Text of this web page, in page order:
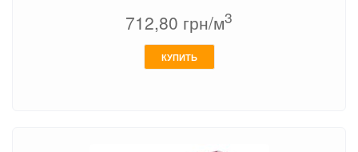
712,80 грн/м3
КУПИТЬ